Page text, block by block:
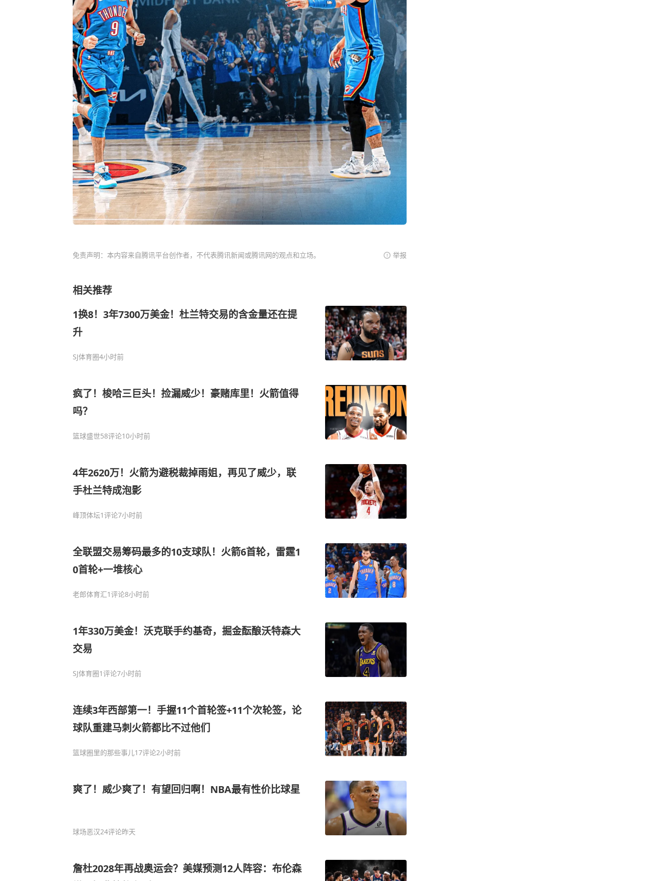
免责声明：本内容来自腾讯平台创作者，不代表腾讯新闻或腾讯网的观点和立场。 举报
相关推荐
1换8！3年7300万美金！杜兰特交易的含金量还在提
升
SJ体育圈4小时前
疯了！梭哈三巨头！捡漏威少！豪赌库里！火箭值得
吗？
篮球盛世58评论10小时前
4年2620万！火箭为避税裁掉雨姐，再见了威少，联
手杜兰特成泡影
峰顶体坛1评论7小时前
全联盟交易筹码最多的10支球队！火箭6首轮，雷霆1
0首轮+一堆核心
老郎体育汇1评论8小时前
1年330万美金！沃克联手约基奇，掘金酝酿沃特森大
交易
SJ体育圈1评论7小时前
连续3年西部第一！手握11个首轮签+11个次轮签，论
球队重建马刺火箭都比不过他们
篮球圈里的那些事儿17评论2小时前
爽了！威少爽了！有望回归啊！NBA最有性价比球星
球场恶汉24评论昨天
詹杜2028年再战奥运会？美媒预测12人阵容：布伦森